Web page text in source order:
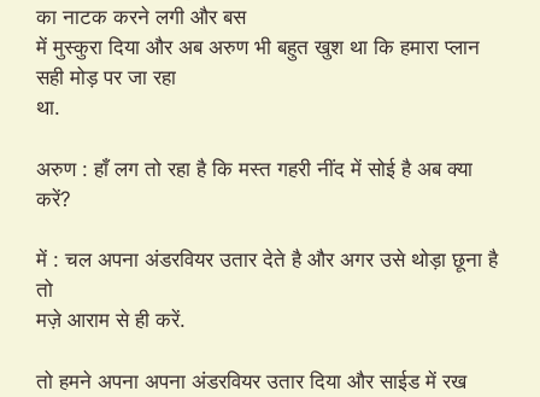
का नाटक करने लगी और बस
में मुस्कुरा दिया और अब अरुण भी बहुत खुश था कि हमारा प्लान
सही मोड़ पर जा रहा
था.
अरुण : हाँ लग तो रहा है कि मस्त गहरी नींद में सोई है अब क्या
करें?
में : चल अपना अंडरवियर उतार देते है और अगर उसे थोड़ा छूना है
तो
मज़े आराम से ही करें.
तो हमने अपना अपना अंडरवियर उतार दिया और साईड में रख